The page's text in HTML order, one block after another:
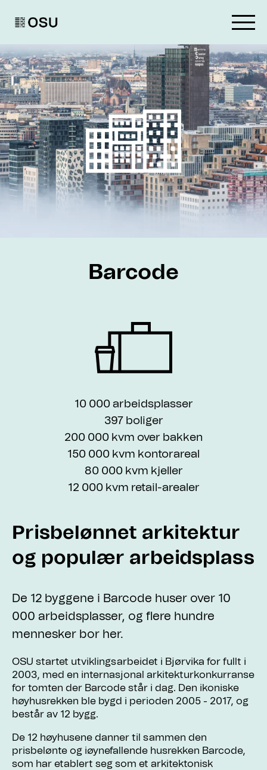
Barcode
10 000 arbeidsplasser
397 boliger
200 000 kvm over bakken
150 000 kvm kontorareal
80 000 kvm kjeller
12 000 kvm retail-arealer
Prisbelønnet arkitektur
og populær arbeidsplass
De 12 byggene i Barcode huser over 10
000 arbeidsplasser, og flere hundre
mennesker bor her.
OSU startet utviklingsarbeidet i Bjørvika for fullt i
2003, med en internasjonal arkitekturkonkurranse
for tomten der Barcode står i dag. Den ikoniske
høyhusrekken ble bygd i perioden 2005 - 2017, og
består av 12 bygg.
De 12 høyhusene danner til sammen den
prisbelønte og iøynefallende husrekken Barcode,
som har etablert seg som et arkitektonisk